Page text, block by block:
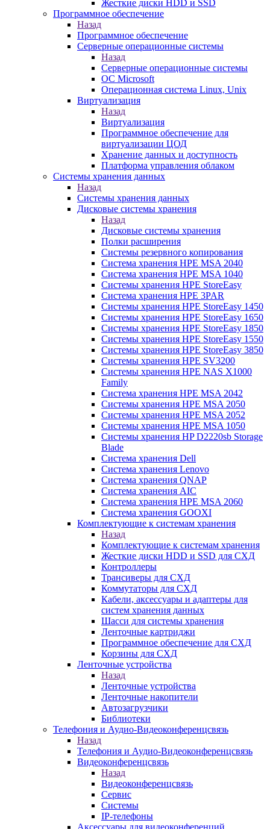
Жесткие диски HDD и SSD
Программное обеспечение
Назад
Программное обеспечение
Серверные операционные системы
Назад
Серверные операционные системы
ОС Microsoft
Операционная система Linux, Unix
Виртуализация
Назад
Виртуализация
Программное обеспечение для
виртуализации ЦОД
Хранение данных и доступность
Платформа управления облаком
Системы хранения данных
Назад
Системы хранения данных
Дисковые системы хранения
Назад
Дисковые системы хранения
Полки расширения
Системы резервного копирования
Система хранения HPE MSA 2040
Система хранения HPE MSA 1040
Системы хранения HPE StoreEasy
Система хранения HPE 3PAR
Системы хранения HPE StoreEasy 1450
Системы хранения HPE StoreEasy 1650
Системы хранения HPE StoreEasy 1850
Системы хранения HPE StoreEasy 1550
Системы хранения HPE StoreEasy 3850
Системы хранения HPE SV3200
Системы хранения HPE NAS X1000
Family
Система хранения HPE MSA 2042
Системы хранения HPE MSA 2050
Системы хранения HPE MSA 2052
Системы хранения HPE MSA 1050
Системы хранения HP D2220sb Storage
Blade
Система хранения Dell
Система хранения Lenovo
Система хранения QNAP
Система хранения AIC
Система хранения HPE MSA 2060
Система хранения GOOXI
Комплектующие к системам хранения
Назад
Комплектующие к системам хранения
Жесткие диски HDD и SSD для СХД
Контроллеры
Трансиверы для СХД
Коммутаторы для СХД
Кабели, аксессуары и адаптеры для
систем хранения данных
Шасси для системы хранения
Ленточные картриджи
Программное обеспечение для СХД
Корзины для СХД
Ленточные устройства
Назад
Ленточные устройства
Ленточные накопители
Автозагрузчики
Библиотеки
Телефония и Аудио-Видеоконференцсвязь
Назад
Телефония и Аудио-Видеоконференцсвязь
Видеоконференцсвязь
Назад
Видеоконференцсвязь
Сервис
Системы
IP-телефоны
Аксессуары для видеоконференций